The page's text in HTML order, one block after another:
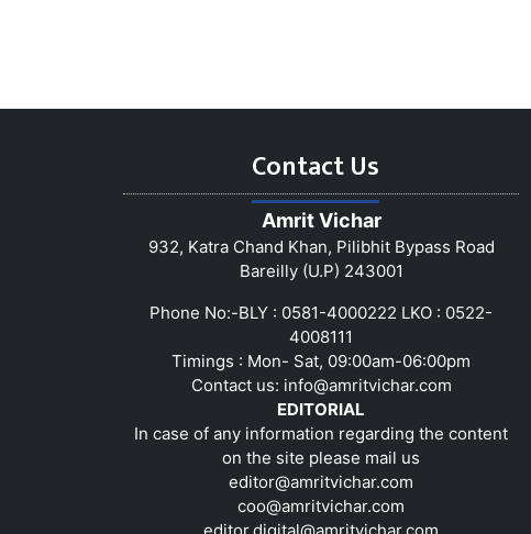
Contact Us
Amrit Vichar
932, Katra Chand Khan, Pilibhit Bypass Road
Bareilly (U.P) 243001
Phone No:-BLY : 0581-4000222 LKO : 0522-
4008111
Timings : Mon- Sat, 09:00am-06:00pm
Contact us: info@amritvichar.com
EDITORIAL
In case of any information regarding the content
on the site please mail us
editor@amritvichar.com
coo@amritvichar.com